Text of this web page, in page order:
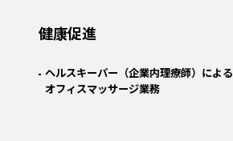
健康促進
ヘルスキーパー（企業内理療師）による
オフィスマッサージ業務